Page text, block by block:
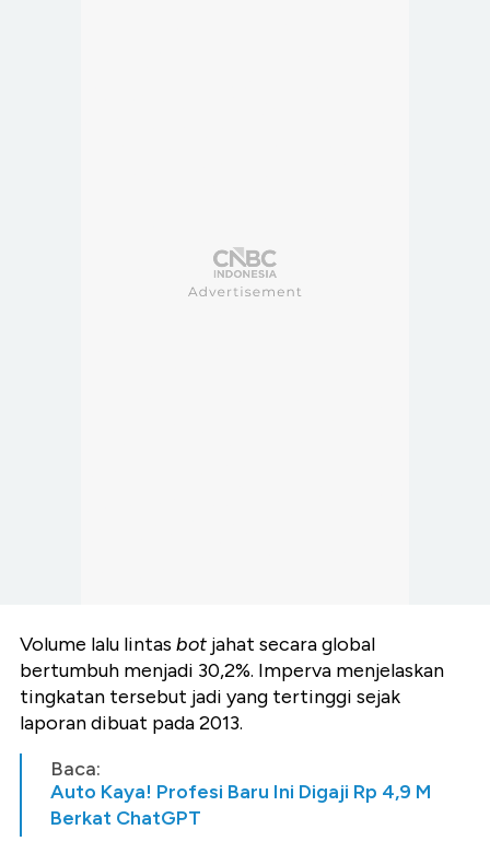
Volume lalu lintas bot jahat secara global
bertumbuh menjadi 30,2%. Imperva menjelaskan
tingkatan tersebut jadi yang tertinggi sejak
laporan dibuat pada 2013.
Baca:
Auto Kaya! Profesi Baru Ini Digaji Rp 4,9 M
Berkat ChatGPT